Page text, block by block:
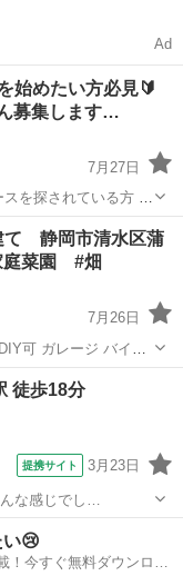
Ad
始めたい方必見🔰
募集します…
7月27日
スを探されている方 ・
静岡市清水区蒲
菜園 #畑
7月26日
可 ガレージ バイク
菜園
徒歩18分
提携サイト 3月23日
な感じでし…
😢
今すぐ無料ダウンロー